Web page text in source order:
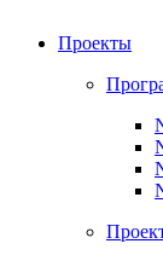
Проекты